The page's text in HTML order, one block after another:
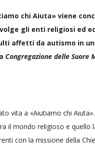
chi Aiuta» viene
gli enti religiosi ed
affetti da autismo in
Congregazione delle Suore
vita a «Aiutiamo chi
il mondo religioso e quello
con la missione della